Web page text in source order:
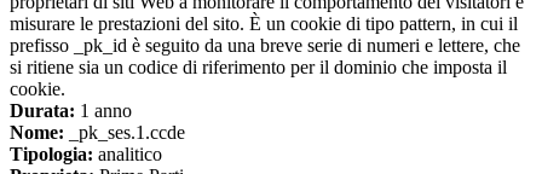
misurare le prestazioni del sito. È un cookie di tipo pattern, in cui il
prefisso _pk_id è seguito da una breve serie di numeri e lettere, che
si ritiene sia un codice di riferimento per il dominio che imposta il
cookie.
Durata: 1 anno
Nome: _pk_ses.1.ccde
Tipologia: analitico